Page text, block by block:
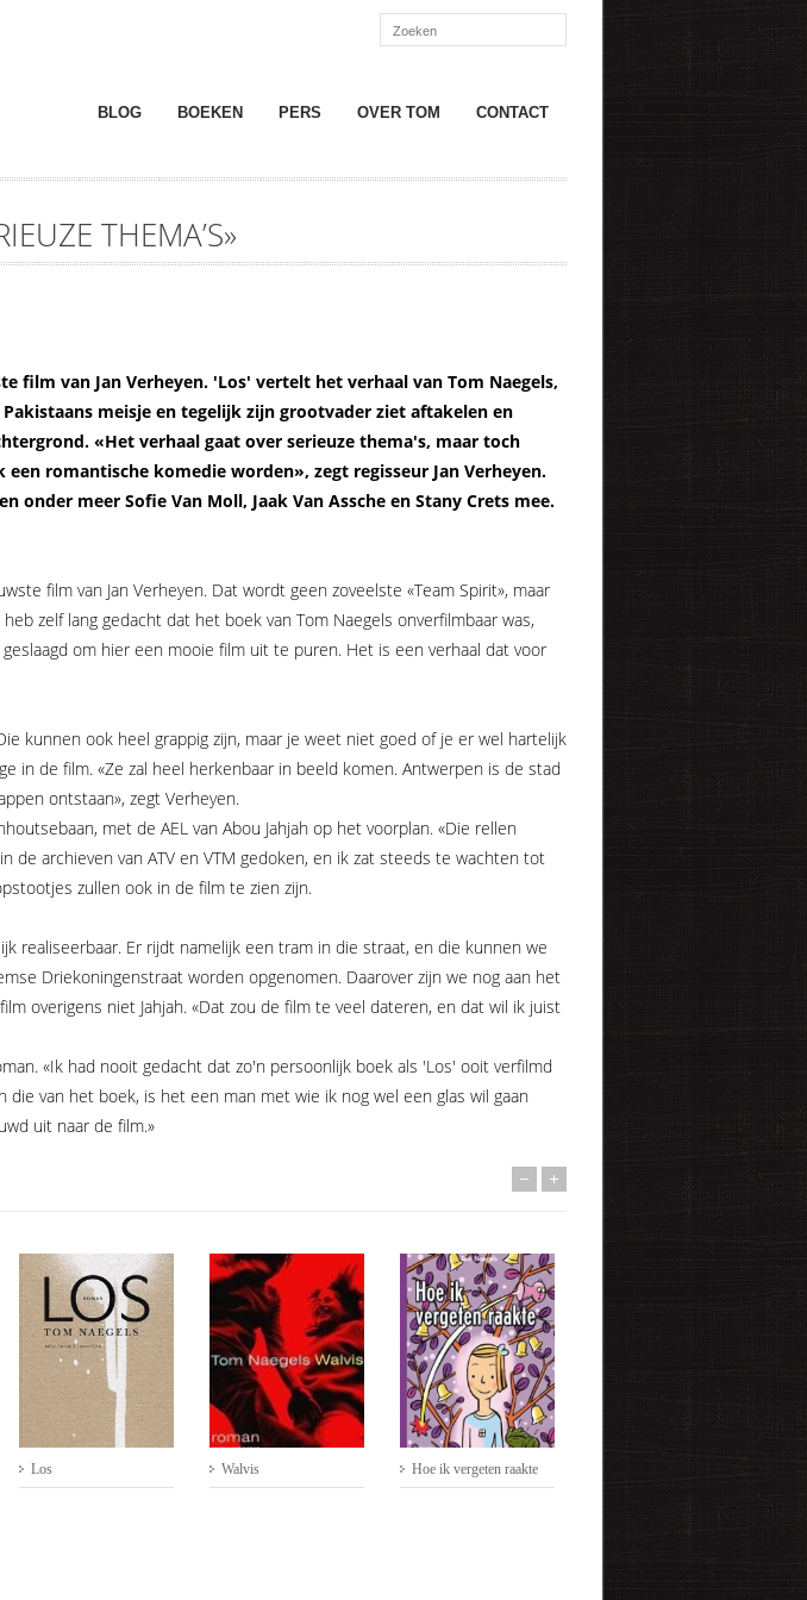
BLOG BOEKEN PERS OVER TOM CONTACT
THEMA’S»
film van Jan Verheyen. 'Los' vertelt het verhaal van Tom Naegels,
meisje en tegelijk zijn grootvader ziet aftakelen en
«Het verhaal gaat over serieuze thema's, maar toch
romantische komedie worden», zegt regisseur Jan Verheyen.
meer Sofie Van Moll, Jaak Van Assche en Stany Crets mee.
film van Jan Verheyen. Dat wordt geen zoveelste «Team Spirit», maar
zelf lang gedacht dat het boek van Tom Naegels onverfilmbaar was,
om hier een mooie film uit te puren. Het is een verhaal dat voor
kunnen ook heel grappig zijn, maar je weet niet goed of je er wel hartelijk
in de film. «Ze zal heel herkenbaar in beeld komen. Antwerpen is de stad
ontstaan», zegt Verheyen.
met de AEL van Abou Jahjah op het voorplan. «Die rellen
archieven van ATV en VTM gedoken, en ik zat steeds te wachten tot
zullen ook in de film te zien zijn.
realiseerbaar. Er rijdt namelijk een tram in die straat, en die kunnen we
Driekoningenstraat worden opgenomen. Daarover zijn we nog aan het
overigens niet Jahjah. «Dat zou de film te veel dateren, en dat wil ik juist
«Ik had nooit gedacht dat zo'n persoonlijk boek als 'Los' ooit verfilmd
van het boek, is het een man met wie ik nog wel een glas wil gaan
uit naar de film.»
Los Walvis Hoe ik vergeten raakte